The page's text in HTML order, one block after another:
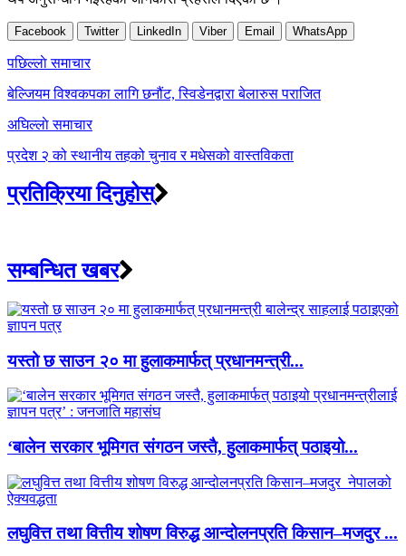
Facebook Twitter LinkedIn Viber Email WhatsApp
Post
navigation
पछिल्लाे समाचार
बेल्जियम विश्वकपका लागि छनौंट, स्विडेनद्वारा बेलारुस पराजित
अघिल्लाे समाचार
प्रदेश २ को स्थानीय तहको चुनाव र मधेसको वास्तविकता
प्रतिक्रिया दिनुहोस्
सम्बन्धित खबर
यस्तो छ साउन २० मा हुलाकमार्फत् प्रधानमन्त्री...
‘बालेन सरकार भूमिगत संगठन जस्तै, हुलाकमार्फत् पठाइयो...
लघुवित्त तथा वित्तीय शोषण विरुद्ध आन्दोलनप्रति किसान–मजदुर ...